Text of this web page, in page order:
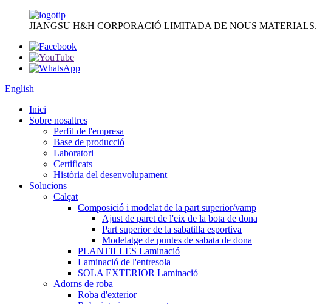
JIANGSU H&H CORPORACIÓ LIMITADA DE NOUS MATERIALS.
English
Inici
Sobre nosaltres
Perfil de l'empresa
Base de producció
Laboratori
Certificats
Història del desenvolupament
Solucions
Calçat
Composició i modelat de la part superior/vamp
Ajust de paret de l'eix de la bota de dona
Part superior de la sabatilla esportiva
Modelatge de puntes de sabata de dona
PLANTILLES Laminació
Laminació de l'entresola
SOLA EXTERIOR Laminació
Adorns de roba
Roba d'exterior